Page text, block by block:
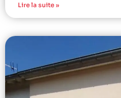
Lire la suite »